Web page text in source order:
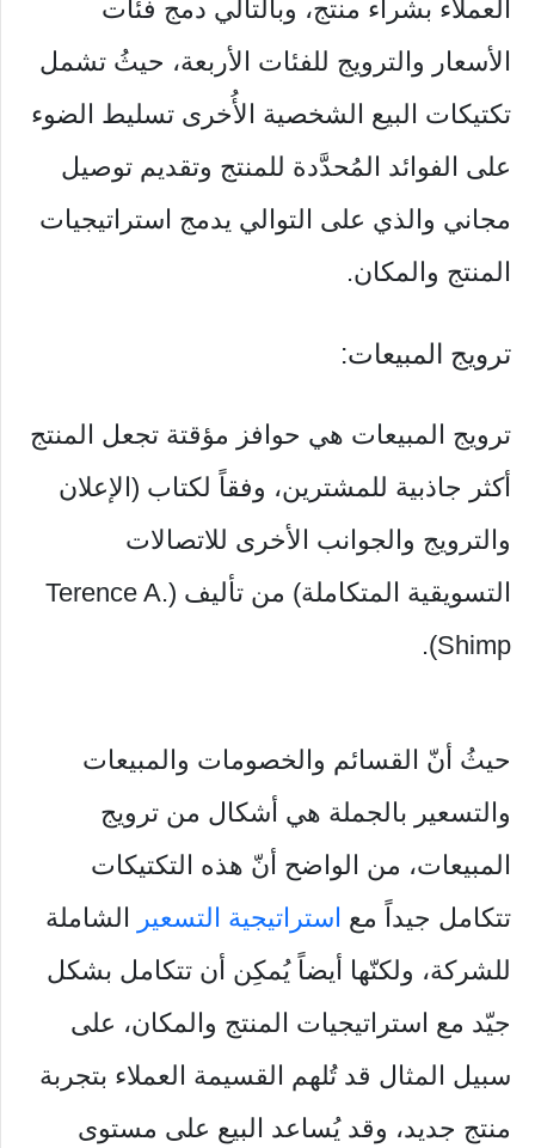
العملاء بشراء منتج، وبالتالي دمج فئات
الأسعار والترويج للفئات الأربعة، حيثُ تشمل
تكتيكات البيع الشخصية الأُخرى تسليط الضوء
على الفوائد المُحدَّدة للمنتج وتقديم توصيل
مجاني والذي على التوالي يدمج استراتيجيات
المنتج والمكان.
ترويج المبيعات:
ترويج المبيعات هي حوافز مؤقتة تجعل المنتج
أكثر جاذبية للمشترين، وفقاً لكتاب (الإعلان
والترويج والجوانب الأخرى للاتصالات
التسويقية المتكاملة) من تأليف (Terence A.
Shimp).
حيثُ أنّ القسائم والخصومات والمبيعات
والتسعير بالجملة هي أشكال من ترويج
المبيعات، من الواضح أنّ هذه التكتيكات
تتكامل جيداً مع استراتيجية التسعير الشاملة
للشركة، ولكنّها أيضاً يُمكِن أن تتكامل بشكل
جيّد مع استراتيجيات المنتج والمكان، على
سبيل المثال قد تُلهم القسيمة العملاء بتجربة
منتج جديد، وقد يُساعد البيع على مستوى